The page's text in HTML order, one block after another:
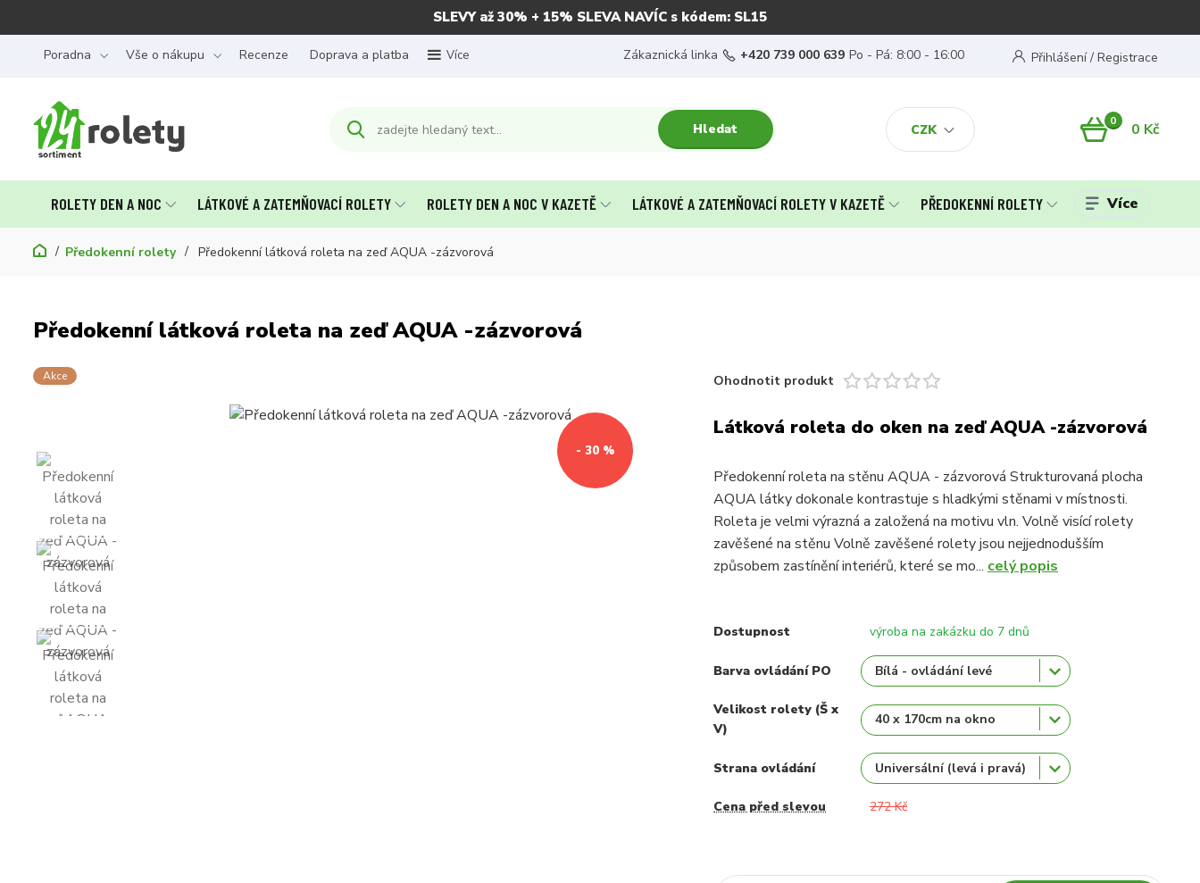
SLEVY až 30% + 15% SLEVA NAVÍC s kódem: SL15
Poradna Vše o nákupu Recenze Doprava a platba Více
CZK
Přihlášení / Registrace
Hledat
Zákaznická linka +420 739 000 639 Po - Pá: 8:00 - 16:00
0 0 Kč
ROLETY DEN A NOC LÁTKOVÉ A ZATEMŇOVACÍ ROLETY ROLETY DEN A NOC V KAZETĚ LÁTKOVÉ A ZATEMŇOVACÍ ROLETY V KAZETĚ PŘEDOKENNÍ ROLETY Více
Předokenní rolety Předokenní látková roleta na zeď AQUA -zázvorová
Předokenní látková roleta na zeď AQUA -zázvorová
Akce
- 30 %
Ohodnotit produkt
Látková roleta do oken na zeď AQUA -zázvorová
Předokenní roleta na stěnu AQUA - zázvorová Strukturovaná plocha
AQUA látky dokonale kontrastuje s hladkými stěnami v místnosti.
Roleta je velmi výrazná a založená na motivu vln. Volně visící rolety
zavěšené na stěnu Volně zavěšené rolety jsou nejjednodušším
způsobem zastínění interiérů, které se mo... celý popis
Dostupnost výroba na zakázku do 7 dnů
Barva ovládání PO
Velikost rolety (Š x
V)
Strana ovládání
Cena před slevou 272 Kč